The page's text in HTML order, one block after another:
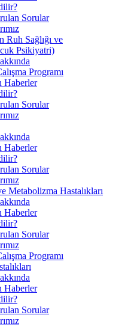
Sorular
Ruh Sağlığı ve
Psikiyatri)
Programı
Haberler
Sorular
Haberler
Sorular
Metabolizma Hastalıkları
Haberler
Sorular
Programı
Haberler
Sorular